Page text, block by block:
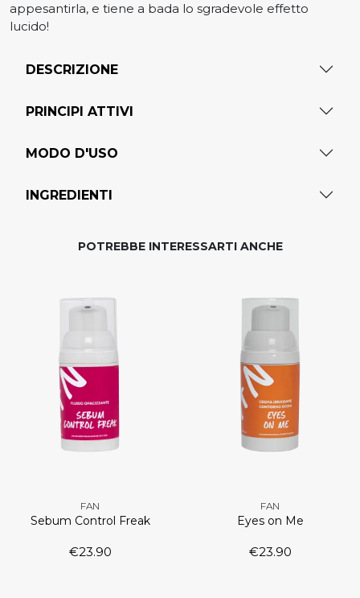
appesantirla, e tiene a bada lo sgradevole effetto
lucido!
DESCRIZIONE
PRINCIPI ATTIVI
MODO D'USO
INGREDIENTI
POTREBBE INTERESSARTI ANCHE
FAN
Sebum Control Freak
€23.90
FAN
Eyes on Me
€23.90